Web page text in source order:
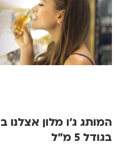
המותג ג'ו מלון אצלנו
בגודל 5 מ"ל